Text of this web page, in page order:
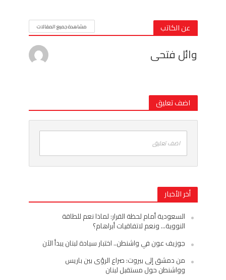
عن الكاتب مشاهدة جميع المقالات
وائل فتحى
اضف تعليق
اضف تعليق
أخر الأخبار
السعودية أمام لحظة القرار: لماذا نعم للطاقة
النووية… ونعم لاتفاقيات أبراهام؟
جوزيف عون في واشنطن.. اختبار سيادة لبنان يبدأ الآن
من دمشق إلى بيروت: صراع الرؤى بين باريس
وواشنطن حول مستقبل لبنان